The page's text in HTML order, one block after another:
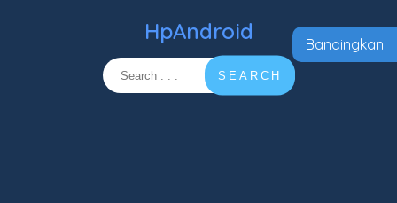
HpAndroid
SEARCH
Bandingkan